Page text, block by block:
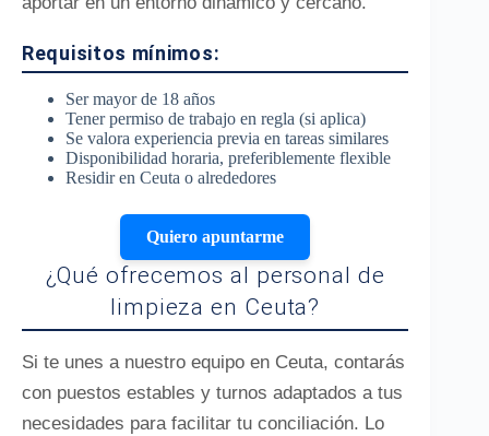
Requisitos mínimos:
Ser mayor de 18 años
Tener permiso de trabajo en regla (si aplica)
Se valora experiencia previa en tareas similares
Disponibilidad horaria, preferiblemente flexible
Residir en Ceuta o alrededores
Quiero apuntarme
¿Qué ofrecemos al personal de
limpieza en Ceuta?
Si te unes a nuestro equipo en Ceuta, contarás
con puestos estables y turnos adaptados a tus
necesidades para facilitar tu conciliación. Lo